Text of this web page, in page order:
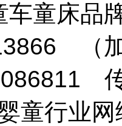
童床品
（
童行业